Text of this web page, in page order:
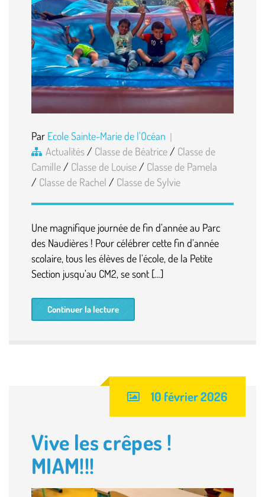
Par Ecole Sainte-Marie de l'Océan
Actualités/ Classe de Béatrice/ Classe de
Camille/ Classe de Louise/ Classe de Pamela
/ Classe de Rachel / Classe de Sylvie
Une magnifique journée de fin d’année au Parc
des Naudières ! Pour célébrer cette fin d’année
scolaire, tous les élèves de l’école, de la Petite
Section jusqu’au CM2, se sont […]
Continuer la lecture
10 février 2026
Vive les crêpes !
MIAM!!!